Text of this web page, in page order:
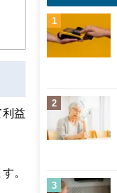
利益
。